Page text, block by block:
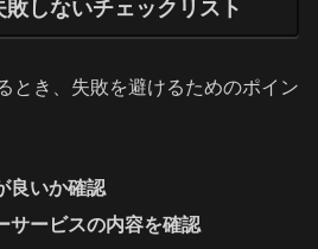
しないチェックリスト
とき、失敗を避けるためのポイン
良いか確認
サービスの内容を確認